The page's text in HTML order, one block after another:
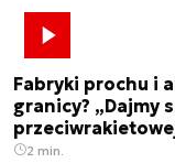
Fabryki prochu i
granicy? „Dajmy
2 min.